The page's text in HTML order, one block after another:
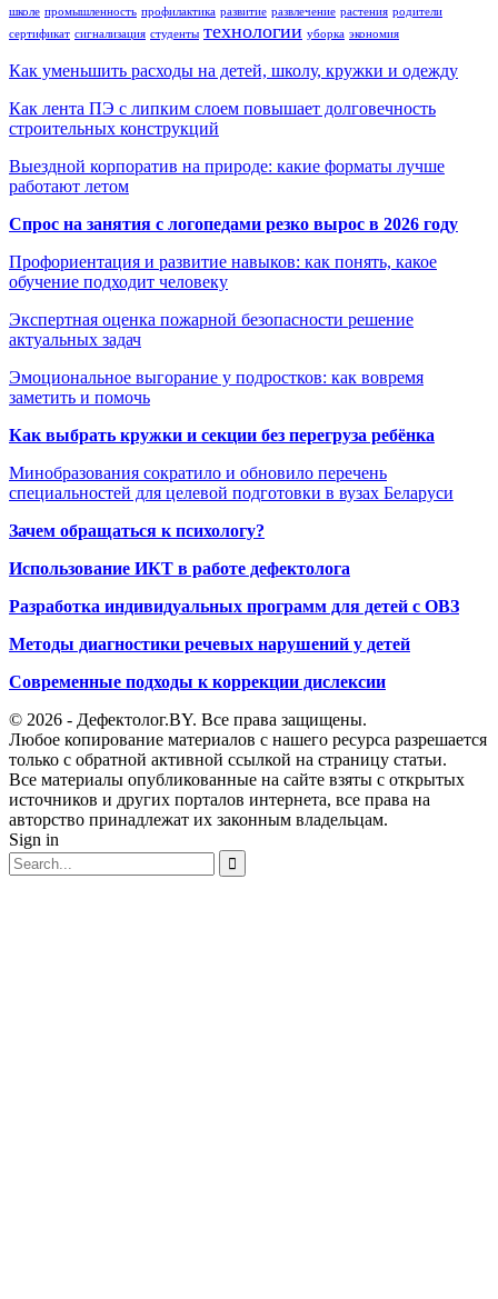
школе промышленность профилактика развитие развлечение растения родители
сертификат сигнализация студенты технологии уборка экономия
Как уменьшить расходы на детей, школу, кружки и одежду
Как лента ПЭ с липким слоем повышает долговечность
строительных конструкций
Выездной корпоратив на природе: какие форматы лучше
работают летом
Спрос на занятия с логопедами резко вырос в 2026 году
Профориентация и развитие навыков: как понять, какое
обучение подходит человеку
Экспертная оценка пожарной безопасности решение
актуальных задач
Эмоциональное выгорание у подростков: как вовремя
заметить и помочь
Как выбрать кружки и секции без перегруза ребёнка
Минобразования сократило и обновило перечень
специальностей для целевой подготовки в вузах Беларуси
Зачем обращаться к психологу?
Использование ИКТ в работе дефектолога
Разработка индивидуальных программ для детей с ОВЗ
Методы диагностики речевых нарушений у детей
Современные подходы к коррекции дислексии
© 2026 - Дефектолог.BY. Все права защищены.
Любое копирование материалов с нашего ресурса разрешается
только с обратной активной ссылкой на страницу статьи.
Все материалы опубликованные на сайте взяты с открытых
источников и других порталов интернета, все права на
авторство принадлежат их законным владельцам.
Sign in